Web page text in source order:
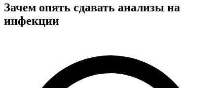
Зачем опять сдавать анализы на
инфекции